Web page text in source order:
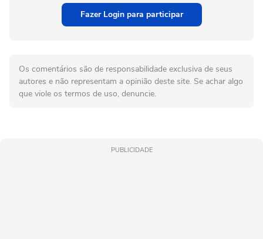
Fazer Login para participar
Os comentários são de responsabilidade exclusiva de seus
autores e não representam a opinião deste site. Se achar algo
que viole os termos de uso, denuncie.
PUBLICIDADE